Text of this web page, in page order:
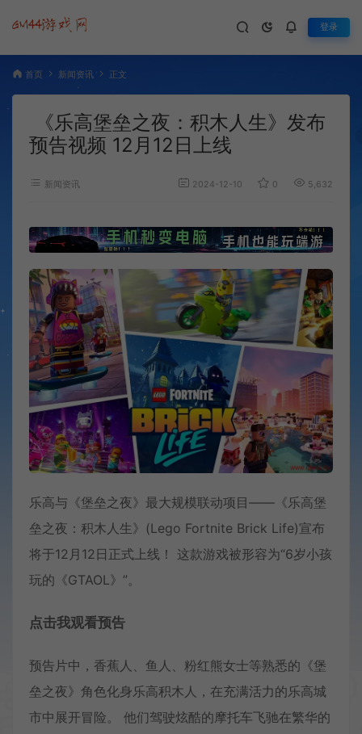
登录
首页 新闻资讯 正文
《乐高堡垒之夜：积木人生》发布
预告视频 12月12日上线
新闻资讯 2024-12-10 0 5,632
乐高与《堡垒之夜》最大规模联动项目——《乐高堡
垒之夜：积木人生》(Lego Fortnite Brick Life)宣布
将于12月12日正式上线！ 这款游戏被形容为“6岁小孩
玩的《GTAOL》”。
点击我观看预告
预告片中，香蕉人、鱼人、粉红熊女士等熟悉的《堡
垒之夜》角色化身乐高积木人，在充满活力的乐高城
市中展开冒险。 他们驾驶炫酷的摩托车飞驰在繁华的